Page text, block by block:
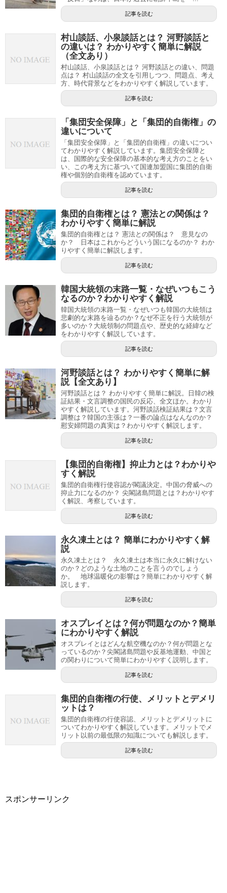
記事を読む
村山談話、小泉談話とは？ 河野談話と
の違いは？ わかりやすく簡単に解説
（全文あり）
村山談話、小泉談話とは？ 河野談話との違い、問題
点は？ 村山談話の全文を引用しつつ、問題点、考え
方、時代背景などをわかりやすく解説しています。
記事を読む
「集団安全保障」と「集団的自衛権」の
違いについて
「集団安全保障」と「集団的自衛権」の違いについ
てわかりやすく解説しています。集団安全保障と
は、国際的な安全保障の基本的な考え方のことをい
い、この考え方に基づいて国連加盟国に集団的自衛
権や個別的自衛権を認めています。
記事を読む
集団的自衛権とは？ 憲法との関係は？
わかりやすく簡単に解説
集団的自衛権とは？ 憲法との関係は？ 意見なの
か？ 日本はこれからどういう国になるのか？ わか
りやすく簡単に解説します。
記事を読む
韓国大統領の末路一覧・なぜいつもこう
なるのか？わかりやすく解説
韓国大統領の末路一覧・なぜいつも韓国の大統領は
悲劇的な末路を辿るのか？なぜ不正を行う大統領が
多いのか？大統領制の問題点や、歴史的な経緯など
をわかりやすく解説しています。
記事を読む
河野談話とは？ わかりやすく簡単に解
説【全文あり】
河野談話とは？ わかりやすく簡単に解説。日韓の検
証結果・文言調整の国民の反応、全文ほか。わかり
やすく解説しています。河野談話検証結果は？文言
調整は？韓国の主張は？一番の論点はなんなのか？
慰安婦問題の真実は？わかりやすく解説します。
記事を読む
【集団的自衛権】抑止力とは？わかりや
すく解説
集団的自衛権行使容認が閣議決定。中国の脅威への
抑止力になるのか？ 尖閣諸島問題とは？わかりやす
く解説、考察しています。
記事を読む
永久凍土とは？ 簡単にわかりやすく解
説
永久凍土とは？ 永久凍土は本当に永久に解けない
のか？どのような土地のことを言うのでしょう
か。 地球温暖化の影響は？簡単にわかりやすく解
説します。
記事を読む
オスプレイとは？何が問題なのか？簡単
にわかりやすく解説
オスプレイとはどんな航空機なのか？何が問題とな
っているのか？尖閣諸島問題や反基地運動、中国と
の関わりについて簡単にわかりやすく説明します。
記事を読む
集団的自衛権の行使、メリットとデメリ
ットは？
集団的自衛権の行使容認、メリットとデメリットに
ついてわかりやすく解説しています。メリットでメ
リット以前の最低限の知識についても解説します。
記事を読む
スポンサーリンク